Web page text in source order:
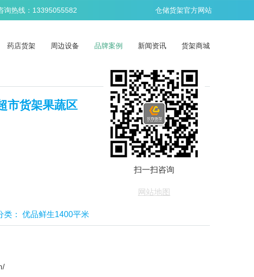
询热线：13395055582 仓储货架官方网站
药店货架 周边设备 品牌案例 新闻资讯 货架商城
市货架果蔬区
类： 优品鲜生1400平米
扫一扫咨询
网站地图